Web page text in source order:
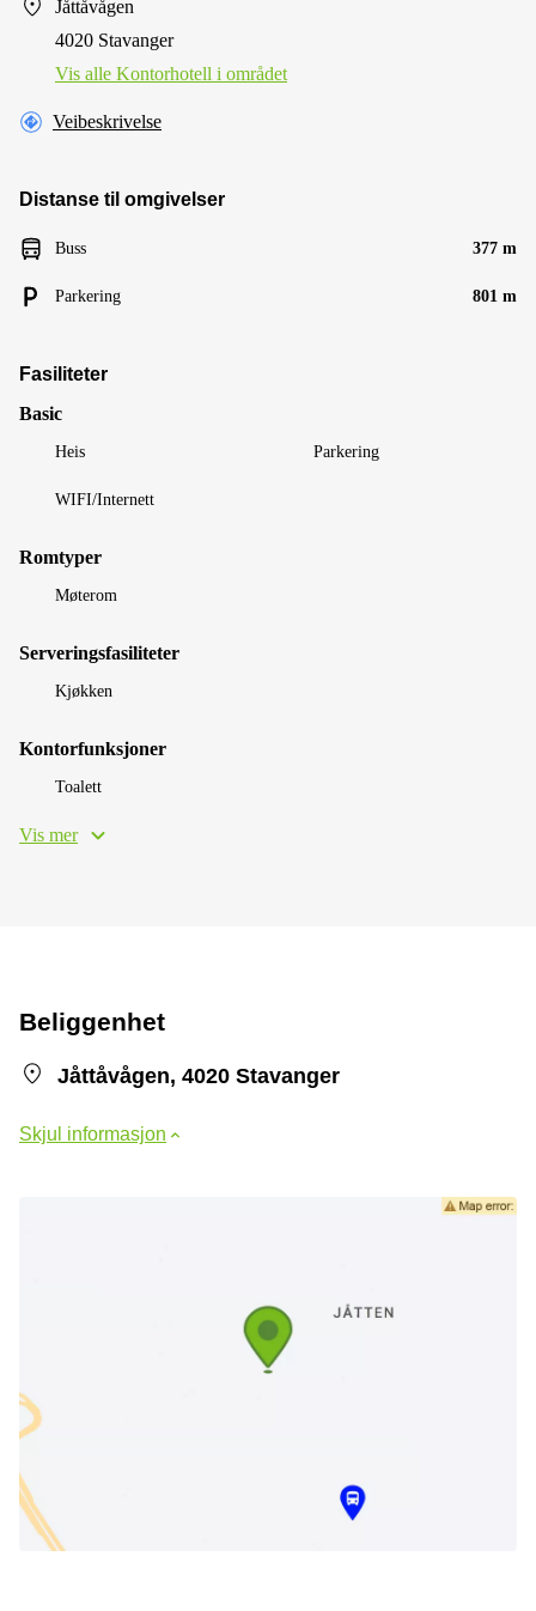
Jåttåvågen
4020 Stavanger
Vis alle Kontorhotell i området
Veibeskrivelse
Distanse til omgivelser
Buss 377 m
Parkering 801 m
Fasiliteter
Basic
Heis Parkering
WIFI/Internett
Romtyper
Møterom
Serveringsfasiliteter
Kjøkken
Kontorfunksjoner
Toalett
Vis mer
Beliggenhet
Jåttåvågen, 4020 Stavanger
Skjul informasjon